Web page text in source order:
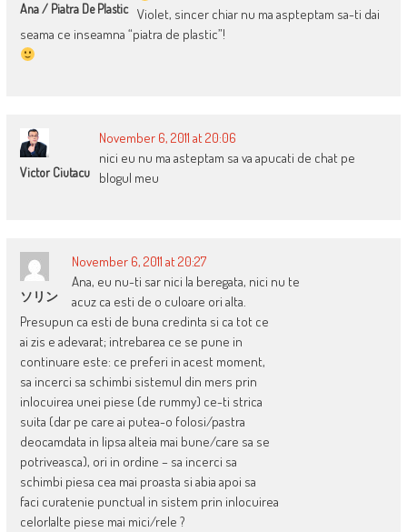
Ana / Piatra De Plastic
Violet, sincer chiar nu ma aspteptam sa-ti dai
seama ce inseamna “piatra de plastic”!
Victor Ciutacu
November 6, 2011 at 20:06
nici eu nu ma asteptam sa va apucati de chat pe
blogul meu
ソリン
November 6, 2011 at 20:27
Ana, eu nu-ti sar nici la beregata, nici nu te
acuz ca esti de o culoare ori alta.
Presupun ca esti de buna credinta si ca tot ce
ai zis e adevarat; intrebarea ce se pune in
continuare este: ce preferi in acest moment,
sa incerci sa schimbi sistemul din mers prin
inlocuirea unei piese (de rummy) ce-ti strica
suita (dar pe care ai putea-o folosi/pastra
deocamdata in lipsa alteia mai bune/care sa se
potriveasca), ori in ordine – sa incerci sa
schimbi piesa cea mai proasta si abia apoi sa
faci curatenie punctual in sistem prin inlocuirea
celorlalte piese mai mici/rele ?